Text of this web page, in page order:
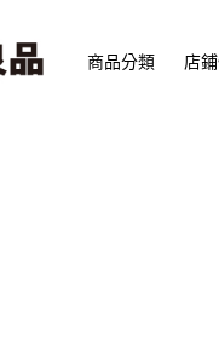
商品分類 店